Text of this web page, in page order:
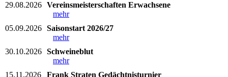
29.08.2026 Vereinsmeisterschaften Erwachsene
mehr
05.09.2026 Saisonstart 2026/27
mehr
30.10.2026 Schweineblut
mehr
15.11.2026
Frank Straten Gedächtnisturnier